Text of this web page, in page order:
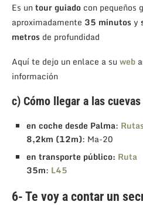
Es untour guiado con pequeños
aproximadamente 35 minutosy
metros de profundidad
Aquí te dejo un enlace a su web
información
c) Cómo llegar a las
en coche desde Palma:
8,2km (12m): Ma-20
en transporte público: Ruta
35m: L45
6- Te voy a contar un